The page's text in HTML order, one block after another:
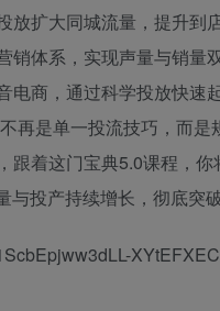
扩大同城流量，提升到
销体系，实现声量与销量
商，通过科学投放快速
再是单一投流技巧，而
跟着这门宝典5.0课程，
投产持续增长，彻底突